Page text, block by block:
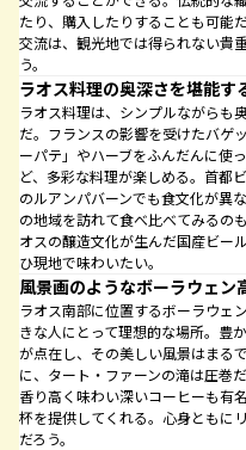
たり、購入したりすることも可能
交流は、観光地では得られない貴
う。
ラオス料理の奥深さを堪能す
ラオス料理は、シンプルながらも
だ。フランスの影響を受けたバゲ
ーパテ」やハーブをふんだんに使
ど、多彩な料理が楽しめる。首都
のルアンパバーンでも食文化が異
の地域を訪れて食べ比べてみるの
オスの醸造文化が生んだ国産ビー
ひ現地で味わいたい。
風景画のようなボーラウェン
ラオス南部に位置するボーラウェ
きな人にとって理想的な場所。豊
が点在し、その美しい風景はまる
に、タート・ファーンの滝は圧巻
香り高く味わい深いコーヒーも有
杯を提供してくれる。心身ともに
だろう。